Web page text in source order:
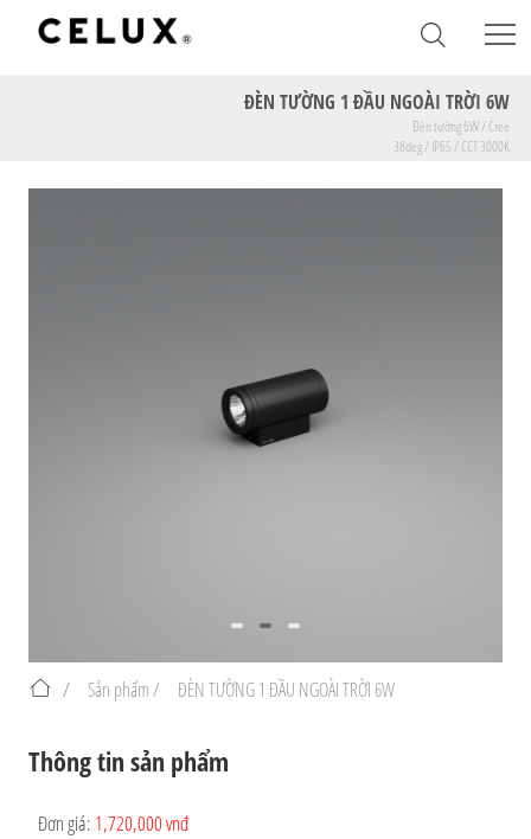
ĐÈN TƯỜNG 1 ĐẦU NGOÀI TRỜI 6W
Đèn tường 6W / Cree
38deg / IP65 / CCT 3000K
/ Sản phẩm / ĐÈN TƯỜNG 1 ĐẦU NGOÀI TRỜI 6W
Thông tin sản phẩm
Đơn giá: 1,720,000 vnđ